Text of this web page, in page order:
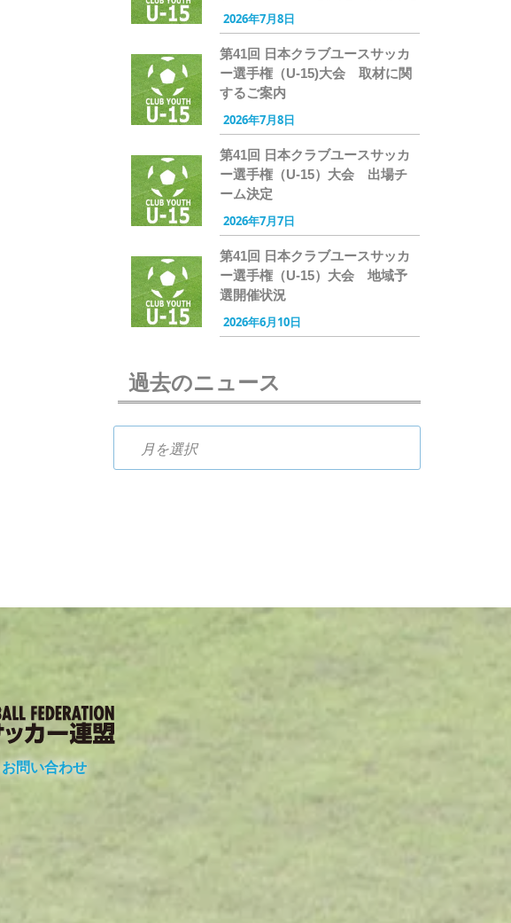
2026年7月8日
第41回 日本クラブユースサッカ
ー選手権（U-15)大会 取材に関
するご案内
2026年7月8日
第41回 日本クラブユースサッカ
ー選手権（U-15）大会 出場チ
ーム決定
2026年7月7日
第41回 日本クラブユースサッカ
ー選手権（U-15）大会 地域予
選開催状況
2026年6月10日
過去のニュース
お問い合わせ